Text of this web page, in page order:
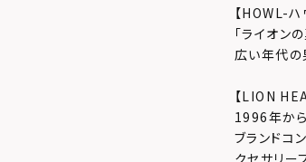
【HOWL-ハ
「ライオン
広い年代の
【LION
1996年から
ブランドコ